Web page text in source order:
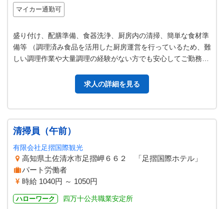
マイカー通勤可
盛り付け、配膳準備、食器洗浄、厨房内の清掃、簡単な食材準
備等 （調理済み食品を活用した厨房運営を行っているため、難
しい調理作業や大量調理の経験がない方でも安心してご勤務い
求人の詳細を見る
清掃員（午前）
有限会社足摺国際観光
高知県土佐清水市足摺岬６６２ 「足摺国際ホテル」
パート労働者
時給 1040円 ～ 1050円
ハローワーク 四万十公共職業安定所